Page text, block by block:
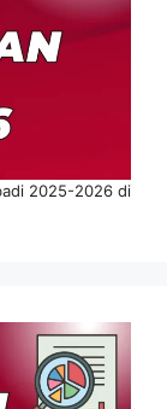
2025-2026 di